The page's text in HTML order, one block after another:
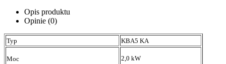
Opis produktu
Opinie (0)
Typ KBA5 KA
Moc 2,0 kW